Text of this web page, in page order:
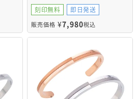
刻印無料 即日発送
販売価格 ¥7,980税込